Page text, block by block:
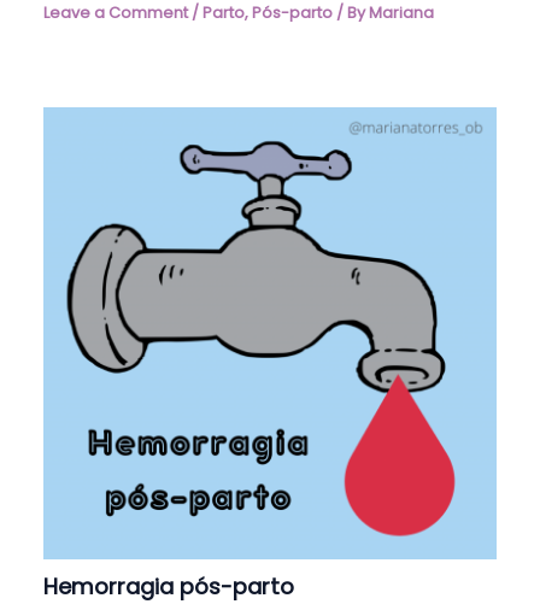
Leave a Comment /Parto,Pós-parto / ByMariana
Hemorragia pós-parto